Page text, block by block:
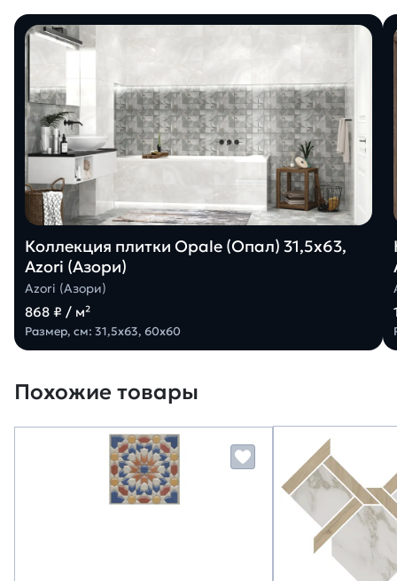
Коллекция плитки Opale (Опал) 31,5х63,
Azori (Азори)
Azori (Азори)
868 ₽ / м²
Размер, см: 31,5х63, 60х60
Похожие товары